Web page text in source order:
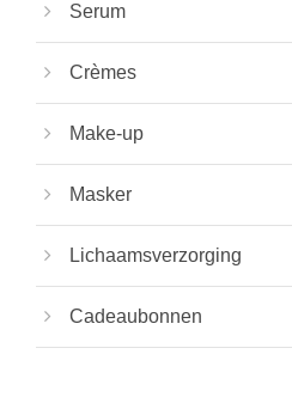
Serum
Crèmes
Make-up
Masker
Lichaamsverzorging
Cadeaubonnen